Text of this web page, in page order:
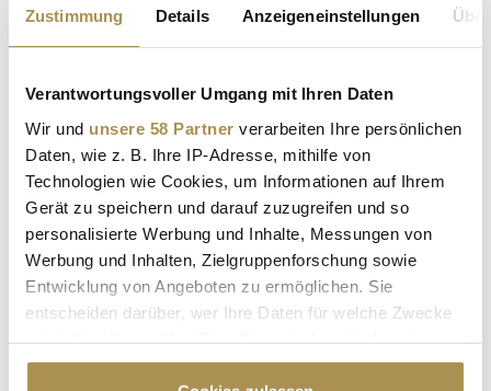
Zustimmung Details Anzeigeneinstellungen
Verantwortungsvoller Umgang mit Ihren Daten
Wir und unsere 58 Partner verarbeiten Ihre persönlichen
Daten, wie z. B. Ihre IP-Adresse, mithilfe von
Technologien wie Cookies, um Informationen auf Ihrem
Gerät zu speichern und darauf zuzugreifen und so
personalisierte Werbung und Inhalte, Messungen von
Werbung und Inhalten, Zielgruppenforschung sowie
Entwicklung von Angeboten zu ermöglichen. Sie
entscheiden darüber, wer Ihre Daten für welche Zwecke
Cookie-Erklärung oder durch Klicken auf das Privacy
Nachname / Firma
SUCHEN
LEADERSNET.TV